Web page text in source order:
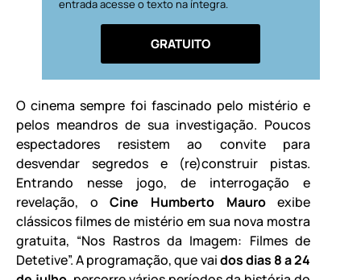
entrada acesse o texto na íntegra.
GRATUITO
O cinema sempre foi fascinado pelo mistério e
pelos meandros de sua investigação. Poucos
espectadores resistem ao convite para
desvendar segredos e (re)construir pistas.
Entrando nesse jogo, de interrogação e
revelação, oCine Humberto Mauroexibe
clássicos filmes de mistério em sua nova mostra
gratuita, “Nos Rastros da Imagem: Filmes de
Detetive”. A programação, que vaidos dias 8 a 24